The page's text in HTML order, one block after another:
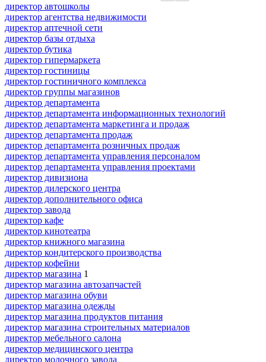
директор автошколы
директор агентства недвижимости
директор аптечной сети
директор базы отдыха
директор бутика
директор гипермаркета
директор гостиницы
директор гостиничного комплекса
директор группы магазинов
директор департамента
директор департамента информационных технологий
директор департамента маркетинга и продаж
директор департамента продаж
директор департамента розничных продаж
директор департамента управления персоналом
директор департамента управления проектами
директор дивизиона
директор дилерского центра
директор дополнительного офиса
директор завода
директор кафе
директор кинотеатра
директор книжного магазина
директор кондитерского производства
директор кофейни
директор магазина 1
директор магазина автозапчастей
директор магазина обуви
директор магазина одежды
директор магазина продуктов питания
директор магазина строительных материалов
директор мебельного салона
директор медицинского центра
директор молочного завода